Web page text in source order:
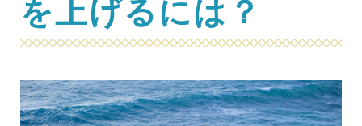
を上げるには？